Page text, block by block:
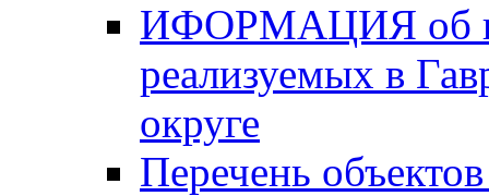
ИФОРМАЦИЯ об
реализуемых в
округе
Перечень